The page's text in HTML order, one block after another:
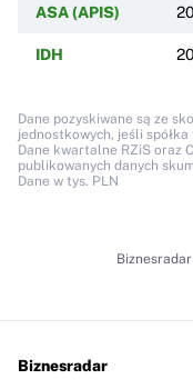
ASA (APIS)
IDH
Dane pozyskiwane są ze
jednostkowych, jeśli
Dane kwartalne RZiS oraz
publikowanych danych
Dane w tys. PLN
Biznesradar